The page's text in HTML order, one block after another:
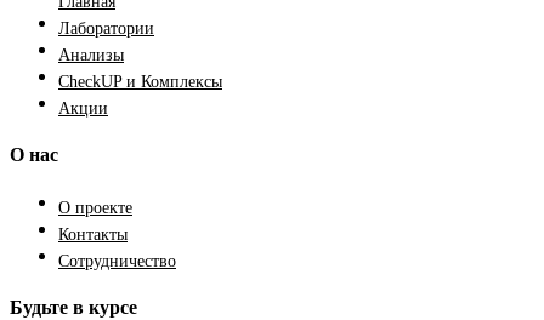
Лаборатории
Анализы
CheckUP и Комплексы
Акции
О нас
О проекте
Контакты
Сотрудничество
Будьте в курсе